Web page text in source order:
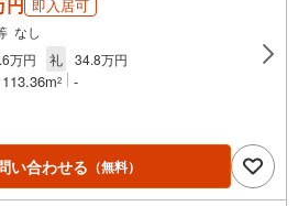
即入居可
なし
万円 礼 34.8万円
113.36m2 -
い合わせる （無料）